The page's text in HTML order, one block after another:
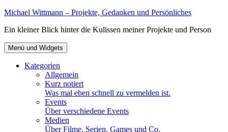
Zum
springen
Michael Wittmann – Projekte, Gedanken und Persönliches
Ein kleiner Blick hinter die Kulissen meiner Projekte und Person
Menü und Widgets
Kategorien
Allgemein
Kurz notiert
Was mal eben schnell zu vermelden ist.
Events
Über verschiedene Events
Medien
Über Filme, Serien, Games und Co.